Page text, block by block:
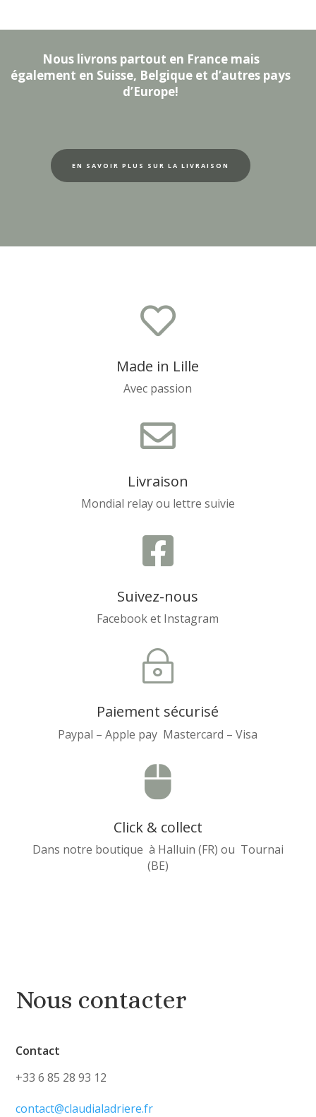
Nous livrons partout en France mais
également en Suisse, Belgique et d’autres pays
d’Europe!
EN SAVOIR PLUS SUR LA LIVRAISON

Made in Lille
Avec passion

Livraison
Mondial relay ou lettre suivie

Suivez-nous
Facebook et Instagram
~
Paiement sécurisé
Paypal – Apple pay Mastercard – Visa

Click & collect
Dans notre boutique à Halluin (FR) ou Tournai
(BE)
Nous contacter
Contact
+33 6 85 28 93 12
contact@claudialadriere.fr